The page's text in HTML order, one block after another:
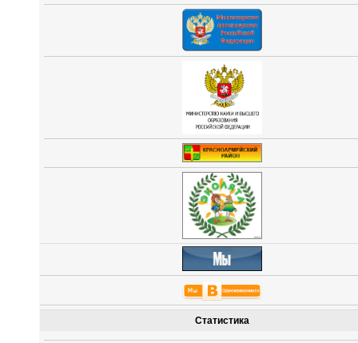
Статистика